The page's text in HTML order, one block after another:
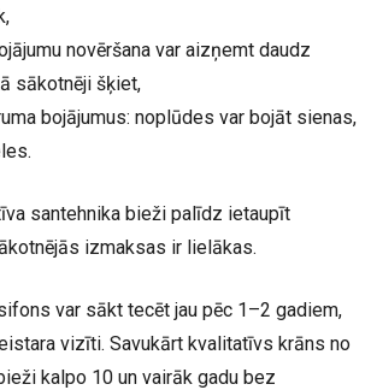
novēršana var aizņemt daudz
sākotnēji šķiet,
bojājumus: noplūdes var bojāt sienas,
santehnika bieži palīdz ietaupīt
izmaksas ir lielākas.
var sākt tecēt jau pēc 1–2 gadiem,
vizīti. Savukārt kvalitatīvs krāns no
kalpo 10 un vairāk gadu bez